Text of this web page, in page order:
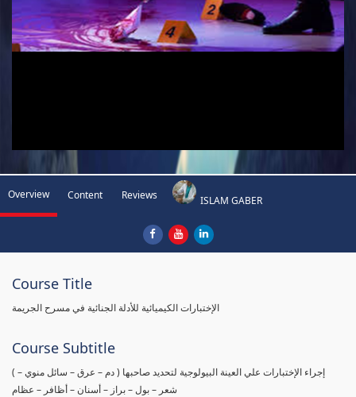
Overview Content Reviews ISLAM GABER
Course Title
الإختبارات الكيميائية للأدلة الجنائية في مسرح الجريمة
Course Subtitle
( إجراء الإختبارات علي العينة البيولوجية لتحديد صاحبها ( دم – عرق – سائل منوي –
شعر – بول – براز – أسنان – أظافر – عظام